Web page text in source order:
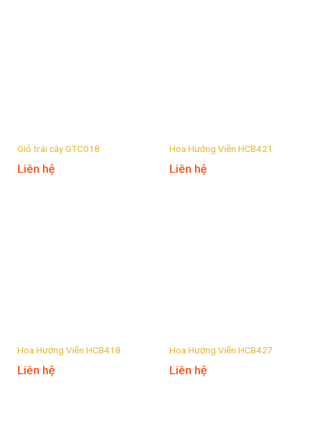
Giỏ trái cây GTC018
Liên hệ
Hoa Hướng Viễn HCB421
Liên hệ
Hoa Hướng Viễn HCB418
Liên hệ
Hoa Hướng Viễn HCB427
Liên hệ